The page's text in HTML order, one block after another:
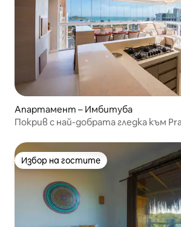
Апартамент – Имбитуба
Покрив с най-добрата гледка към
Избор на гостите
Избор на гостите